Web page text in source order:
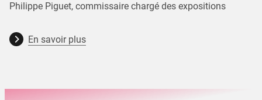
Philippe Piguet, commissaire chargé des expositions
En savoir plus